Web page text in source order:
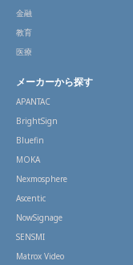
金融
教育
医療
メーカーから探す
APANTAC
BrightSign
Bluefin
MOKA
Nexmosphere
Ascentic
NowSignage
SENSMI
Matrox Video